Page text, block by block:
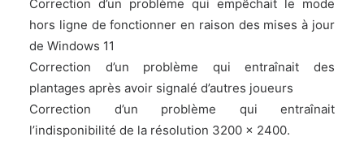
Correction d’un problème qui empêchait le mode
hors ligne de fonctionner en raison des mises à jour
de Windows 11
Correction d’un problème qui entraînait des
plantages après avoir signalé d’autres joueurs
Correction d’un problème qui entraînait
l’indisponibilité de la résolution 3200 x 2400.